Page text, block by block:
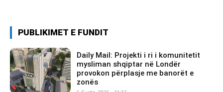
PUBLIKIMET E FUNDIT
Daily Mail: Projekti i ri i komunitetit
mysliman shqiptar në Londër
provokon përplasje me banorët e
zonës